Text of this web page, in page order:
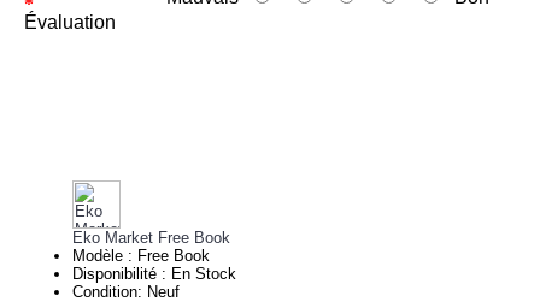
Évaluation
Eko Market Free Book
Modèle : Free Book
Disponibilité : En Stock
Condition: Neuf